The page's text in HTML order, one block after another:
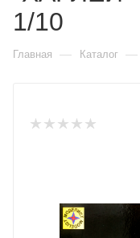
1/10
Главная — Каталог —